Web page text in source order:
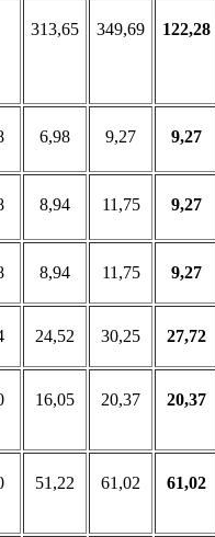
313,65 349,69 122,28
6,98 9,27 9,27
8,94 11,75 9,27
8,94 11,75 9,27
24,52 30,25 27,72
16,05 20,37 20,37
51,22 61,02 61,02